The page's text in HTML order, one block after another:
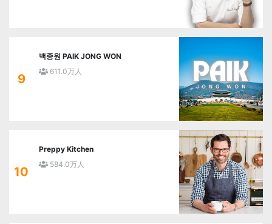
9
백종원 PAIK JONG WON
611.0万人
10
Preppy Kitchen
584.0万人